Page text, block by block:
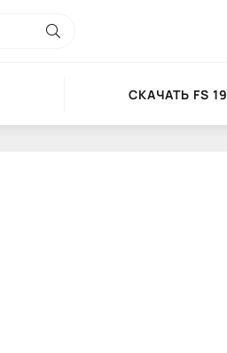
СКАЧАТЬ FS 19